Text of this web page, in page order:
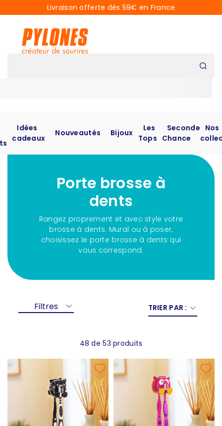
Livraison offerte dès 59€ en France
Idées
cadeaux
Nouveautés Bijoux
Les
Tops
Seconde
Chance
Nos
Porte brosse à
dents
Rangez proprement et avec style votre
brosse à dents. Mural ou à poser,
choisissez le porte brosse à dents qui
vous correspond.
Filtres TRIER PAR :
48 de 53 produits